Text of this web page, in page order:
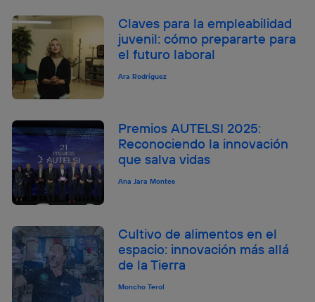
Claves para la empleabilidad
juvenil: cómo prepararte para
el futuro laboral
Ara Rodríguez
Premios AUTELSI 2025:
Reconociendo la innovación
que salva vidas
Ana Jara Montes
Cultivo de alimentos en el
espacio: innovación más allá
de la Tierra
Moncho Terol